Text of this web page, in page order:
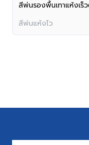
สีพ่นแห้งไว